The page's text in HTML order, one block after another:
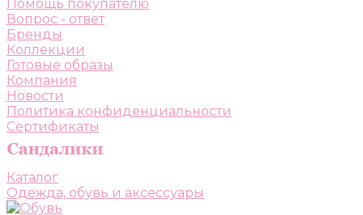
Помощь покупателю
Вопрос - ответ
Бренды
Коллекции
Готовые образы
Компания
Новости
Политика конфиденциальности
Сертификаты
Каталог
Одежда, обувь и аксессуары